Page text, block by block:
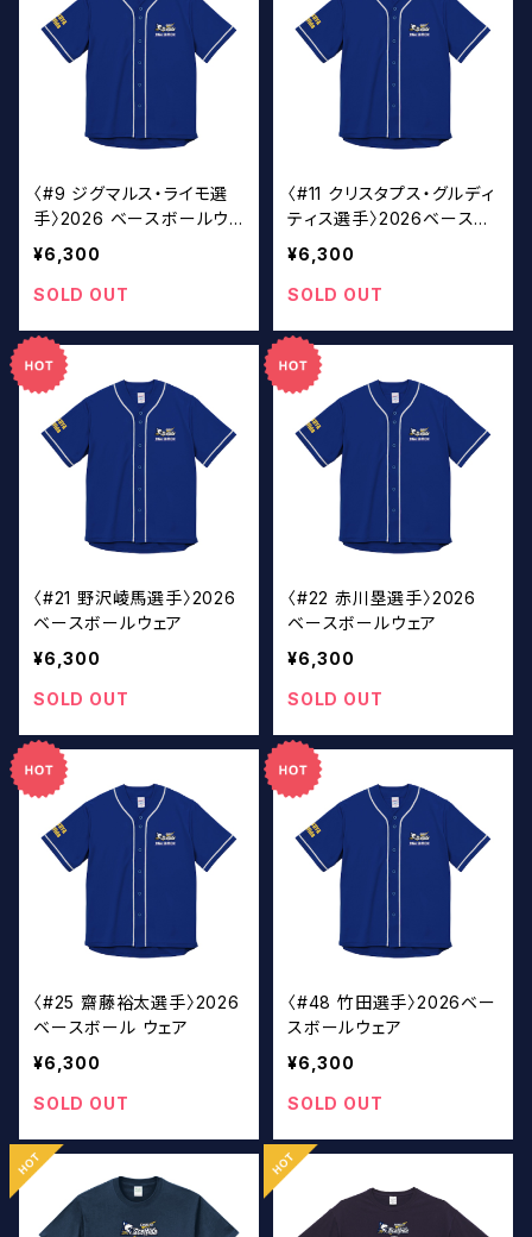
〈#9 ジグマルス・ライモ選
手〉2026 ベースボールウェ
ア
¥6,300
SOLD OUT
〈#11 クリスタプス・グルディ
ティス選手〉2026ベースボ
ールウェア
¥6,300
SOLD OUT
〈#21 野沢崚馬選手〉2026
ベースボールウェア
¥6,300
SOLD OUT
〈#22 赤川塁選手〉2026
ベースボールウェア
¥6,300
SOLD OUT
〈#25 齋藤裕太選手〉2026
ベースボール ウェア
¥6,300
SOLD OUT
〈#48 竹田選手〉2026ベー
スボールウェア
¥6,300
SOLD OUT